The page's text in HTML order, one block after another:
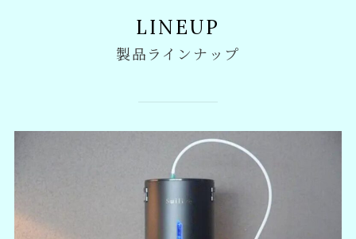
LINEUP
製品ラインナップ